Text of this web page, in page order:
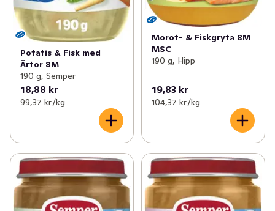
Potatis & Fisk med
Ärtor 8M
190 g, Semper
18,88 kr
99,37 kr /kg
Morot- & Fiskgryta 8M
MSC
190 g, Hipp
19,83 kr
104,37 kr /kg